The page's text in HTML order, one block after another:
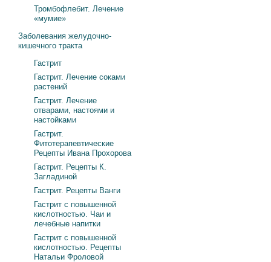
Тромбофлебит. Лечение
«мумие»
Заболевания желудочно-
кишечного тракта
Гастрит
Гастрит. Лечение соками
растений
Гастрит. Лечение
отварами, настоями и
настойками
Гастрит.
Фитотерапевтические
Рецепты Ивана Прохорова
Гастрит. Рецепты К.
Загладиной
Гастрит. Рецепты Ванги
Гастрит с повышенной
кислотностью. Чаи и
лечебные напитки
Гастрит с повышенной
кислотностью. Рецепты
Натальи Фроловой